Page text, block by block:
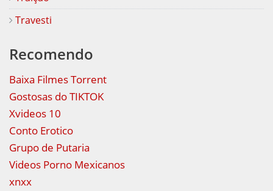
Travesti
Recomendo
Baixa Filmes Torrent
Gostosas do TIKTOK
Xvideos 10
Conto Erotico
Grupo de Putaria
Videos Porno Mexicanos
xnxx